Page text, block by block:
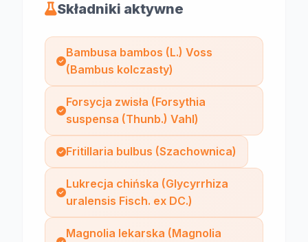
Składniki aktywne
Bambusa bambos (L.) Voss
(Bambus kolczasty)
Forsycja zwisła (Forsythia
suspensa (Thunb.) Vahl)
Fritillaria bulbus (Szachownica)
Lukrecja chińska (Glycyrrhiza
uralensis Fisch. ex DC.)
Magnolia lekarska (Magnolia